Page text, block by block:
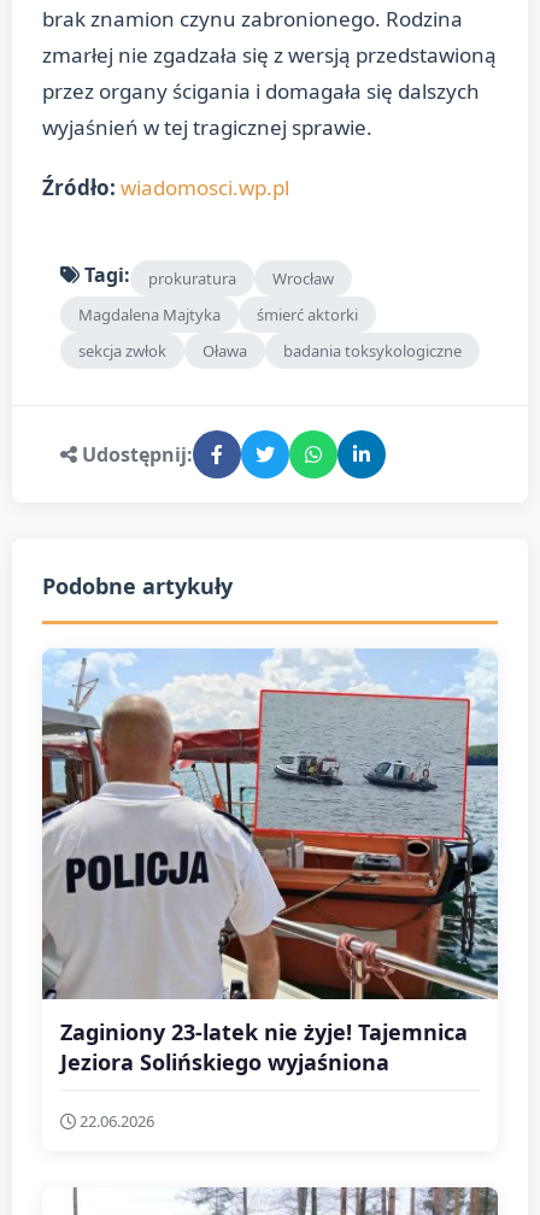
brak znamion czynu zabronionego. Rodzina
zmarłej nie zgadzała się z wersją przedstawioną
przez organy ścigania i domagała się dalszych
wyjaśnień w tej tragicznej sprawie.
Źródło: wiadomosci.wp.pl
Tagi: prokuratura
Wrocław
Magdalena Majtyka
śmierć aktorki
sekcja zwłok
Oława badania toksykologiczne
Udostępnij:
Podobne artykuły
Zaginiony 23-latek nie żyje! Tajemnica
Jeziora Solińskiego wyjaśniona
22.06.2026